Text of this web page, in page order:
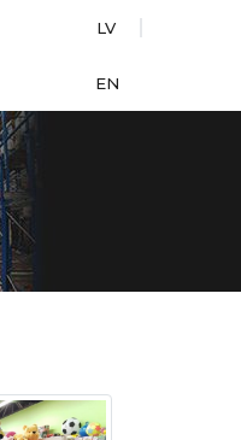
LV
EN